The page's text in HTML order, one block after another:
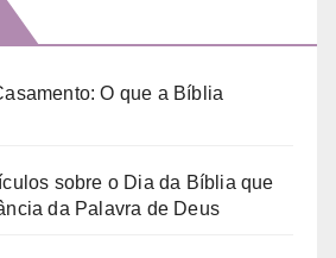
O que a Bíblia
sobre o Dia da Bíblia que
da Palavra de Deus